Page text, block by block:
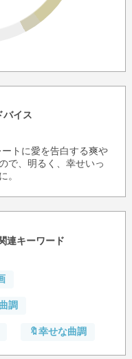
バイス
トに愛を告白する爽や
で、明るく、幸せいっ
。
連キーワード
調
🔖幸せな曲調